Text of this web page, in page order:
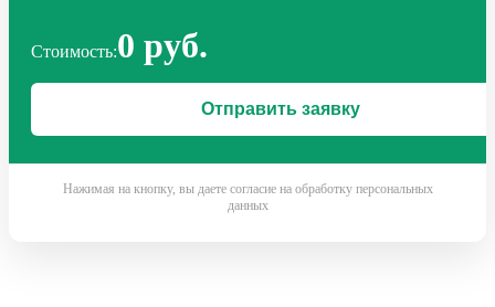
Стоимость:0 руб.
Нажимая на кнопку, вы даете согласие на обработку персональных
данных